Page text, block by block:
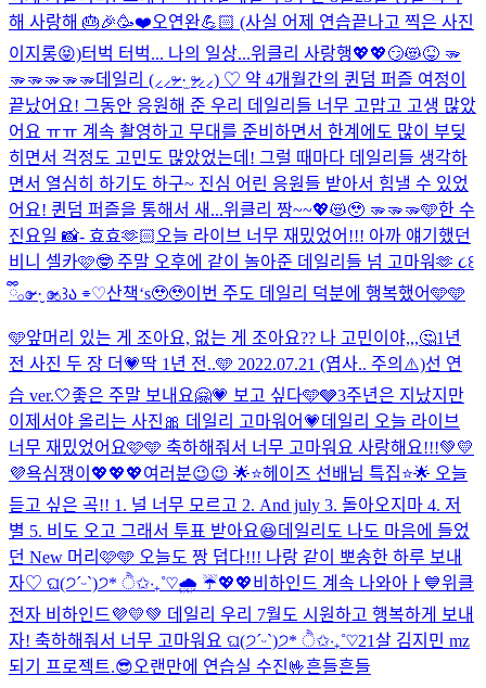
해 사랑해 🎂🎉🥳❤️오연완💪🏻 (사실 어제 연습끝나고 찍은 사진
이지롱😝)터벅 터벅... 나의 일상...위클리 사랑행💖💖😏😻😝 🫳
🫳🫳🫳🫳🫳데일리 (⸝⸝ᵒ̴̶̷ ·̫ ᵒ̴̶̷⸝⸝) ♡ 약 4개월간의 퀸덤 퍼즐 여정이
끝났어요! 그동안 응원해 준 우리 데일리들 너무 고맙고 고생 많았
어요 ㅠㅠ 계속 촬영하고 무대를 준비하면서 한계에도 많이 부딪
히면서 걱정도 고민도 많았었는데! 그럴 때마다 데일리들 생각하
면서 열심히 하기도 하구~ 진심 어린 응원들 받아서 힘낼 수 있었
어요! 퀸덤 퍼즐을 통해서 새...위클리 짱~~💖😻🥹 🫳🫳🫳🩵한 수
진요일 📸- 효효🫶🏻 오늘 라이브 너무 재밌었어!!! 아까 얘기했던
비니 셀카🩷🤓 주말 오후에 같이 놀아준 데일리들 넘 고마워🫶 ૮꒰
ྀི𓂂ɞ̴̶̷ ·̮ ɞ̴̶̷𓂂꒱ა ⌯♡산책‘s🥹🥹이번 주도 데일리 덕분에 행복했어🩵🩵
🩵앞머리 있는 게 조아요, 없는 게 조아요?? 나 고민이야,,,🤔1년
전 사진 두 장 더💗딱 1년 전..🩵 2022.07.21 (엽사.. 주의⚠️)선 연
습 ver.🤍좋은 주말 보내요🤗💗 보고 싶다🩵🩶3주년은 지났지만
이제서야 올리는 사진🎀 데일리 고마워어💗데일리 오늘 라이브
너무 재밌었어요🩷🩵 축하해줘서 너무 고마워요 사랑해요!!!💚💛
💜욕심쟁이💖💖💖여러분😉😉 🌟⭐️헤이즈 선배님 특집⭐️🌟 오늘
듣고 싶은 곡!! 1. 널 너무 모르고 2. And july 3. 돌아오지마 4. 저
별 5. 비도 오고 그래서 투표 받아요😆데일리도 나도 마음에 들었
던 New 머리🩷🩵 오늘도 짱 덥다!!! 나랑 같이 뽀송한 하루 보내
자♡ ଘ(੭ˊᵕˋ)੭* ੈ✩‧₊˚♡🌧️ ☔️💖💖비하인드 계속 나와아ㅏ💙위클
전자 비하인드💜💛💚 데일리 우리 7월도 시원하고 행복하게 보내
자! 축하해줘서 너무 고마워요 ଘ(੭ˊᵕˋ)੭* ੈ✩‧₊˚♡21살 김지민 mz
되기 프로젝트.😎오랜만에 연습실 수진🤟흔들흔들